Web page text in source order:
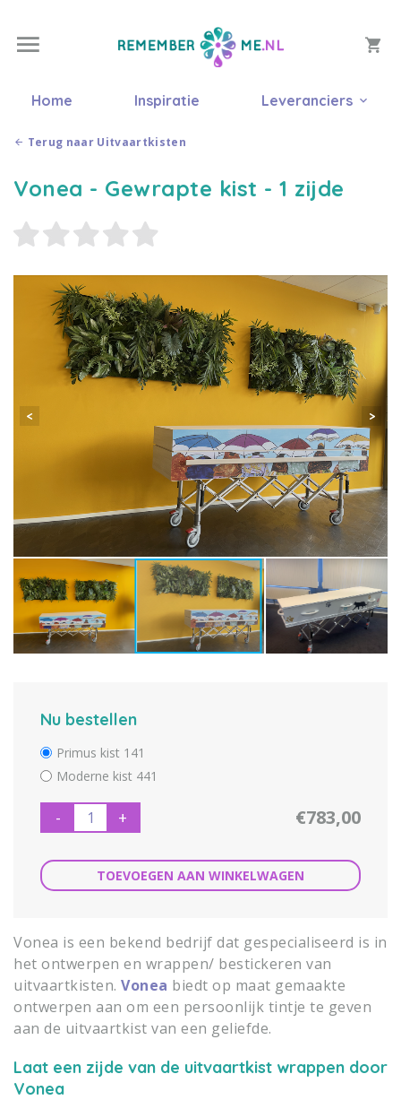
Home Inspiratie Leveranciers
Terug naar Uitvaartkisten
Vonea - Gewrapte kist - 1 zijde
Nu bestellen
Primus kist 141
Moderne kist 441
- + €783,00
TOEVOEGEN AAN WINKELWAGEN
Vonea is een bekend bedrijf dat gespecialiseerd is in
het ontwerpen en wrappen/ bestickeren van
uitvaartkisten. Vonea biedt op maat gemaakte
ontwerpen aan om een persoonlijk tintje te geven
aan de uitvaartkist van een geliefde.
Laat een zijde van de uitvaartkist wrappen door
Vonea